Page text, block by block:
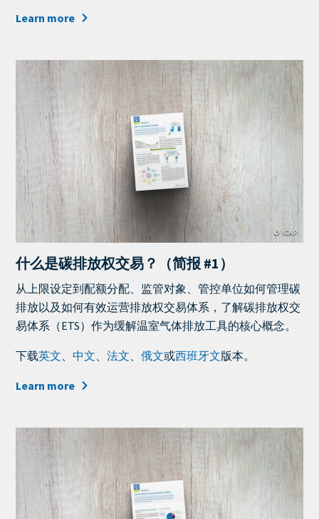
Learn more
Cover
Image
© ICAP
什么是碳排放权交易？（简报 #1）
Teaser
+
metatags
从上限设定到配额分配、监管对象、管控单位如何管理碳
排放以及如何有效运营排放权交易体系，了解碳排放权交
易体系（ETS）作为缓解温室气体排放工具的核心概念。
下载英文、 中文、 法文、 俄文或西班牙文版本。
Learn more
Cover
Image